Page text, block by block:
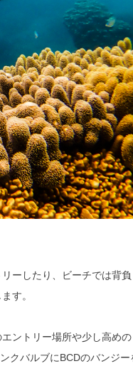
ーしたり、ビーチでは背負
す。
ントリー場所や少し高めの
クバルブにBCDのバンジー